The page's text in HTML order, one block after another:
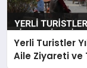
Yerli Turistler
Aile Ziyareti ve